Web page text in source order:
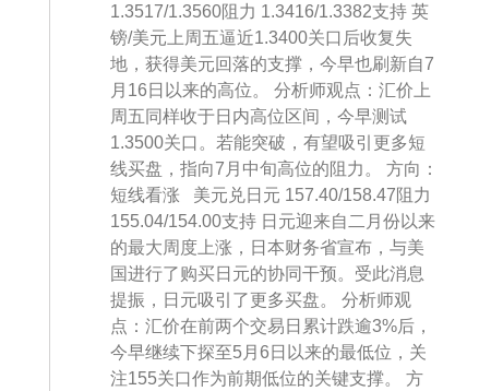
1.3517/1.3560阻力 1.3416/1.3382支持 英
镑/美元上周五逼近1.3400关口后收复失
地，获得美元回落的支撑，今早也刷新自7
月16日以来的高位。 分析师观点：汇价上
周五同样收于日内高位区间，今早测试
1.3500关口。若能突破，有望吸引更多短
线买盘，指向7月中旬高位的阻力。 方向：
短线看涨 美元兑日元 157.40/158.47阻力
155.04/154.00支持 日元迎来自二月份以来
的最大周度上涨，日本财务省宣布，与美
国进行了购买日元的协同干预。受此消息
提振，日元吸引了更多买盘。 分析师观
点：汇价在前两个交易日累计跌逾3%后，
今早继续下探至5月6日以来的最低位，关
注155关口作为前期低位的关键支撑。 方